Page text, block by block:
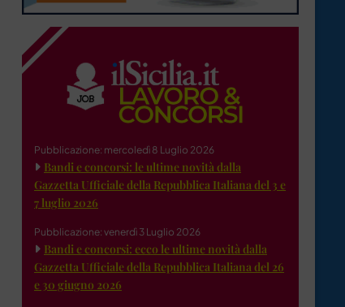
Pubblicazione: mercoledì 8 Luglio 2026
Bandi e concorsi: le ultime novità dalla
Gazzetta Ufficiale della Repubblica Italiana del 3 e
7 luglio 2026
Pubblicazione: venerdì 3 Luglio 2026
Bandi e concorsi: ecco le ultime novità dalla
Gazzetta Ufficiale della Repubblica Italiana del 26
e 30 giugno 2026